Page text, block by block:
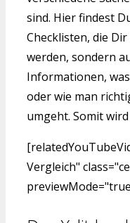
sind. Hier findest
Checklisten, die
werden, sondern
Informationen,
oder wie man
umgeht. Somit
Vergleich"